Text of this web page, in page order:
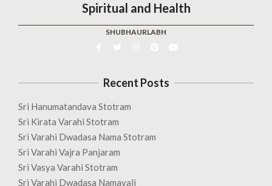
Spiritual and Health
SHUBHAURLABH
Recent Posts
Sri Hanumatandava Stotram
Sri Kirata Varahi Stotram
Sri Varahi Dwadasa Nama Stotram
Sri Varahi Vajra Panjaram
Sri Vasya Varahi Stotram
Sri Varahi Dwadasa Namavali